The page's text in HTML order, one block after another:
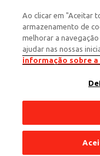
Politica de Cookies
Política de Privacidade Dados
Responsabilidade Social
Este site é protegido pelo
da
Ao clicar em "Aceitar
armazenamento de
melhorar a
ajudar nas nossas
informação sobre a